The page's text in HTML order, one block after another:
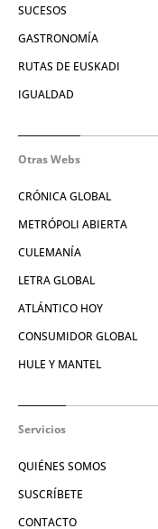
SUCESOS
GASTRONOMÍA
RUTAS DE EUSKADI
IGUALDAD
Otras Webs
CRÓNICA GLOBAL
METRÓPOLI ABIERTA
CULEMANÍA
LETRA GLOBAL
ATLÁNTICO HOY
CONSUMIDOR GLOBAL
HULE Y MANTEL
Servicios
QUIÉNES SOMOS
SUSCRÍBETE
CONTACTO